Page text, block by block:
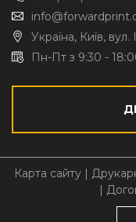
Україна, Київ,
Пн-Пт з 9:30 -
Карта сайту |
|